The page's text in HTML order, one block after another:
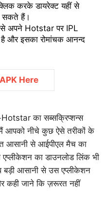
करके डायरेक्ट यहीं से
सकते हैं।
अपने Hotstar पर IPL
इसका रोमांचक आनन्द
Here
का सब्सक्रिप्शन्स
नीचे कुछ ऐसे तरीकों के
आसानी से आईपीएल मैच का
का डाउनलोड लिंक भी
आसानी से उस एप्लीकेशन
जाने कि ज़रूरत नहीं